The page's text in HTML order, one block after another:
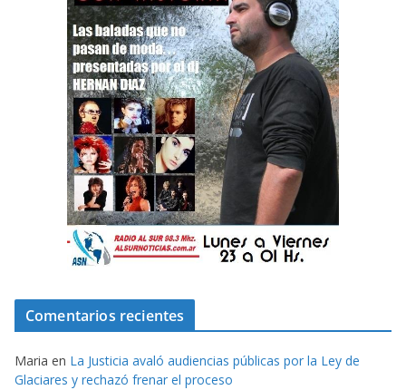
Comentarios recientes
Maria en La Justicia avaló audiencias públicas por la Ley de
Glaciares y rechazó frenar el proceso